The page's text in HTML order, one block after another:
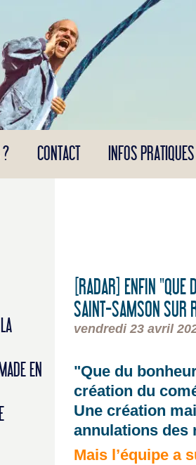
CONTACT INFOS PRATIQUES
EN
[RADAR] ENFIN "QUE
SAINT-SAMSON SUR
vendredi 23 avril
"Que du
création du
Une création
annulations des
Mais l’équipe a